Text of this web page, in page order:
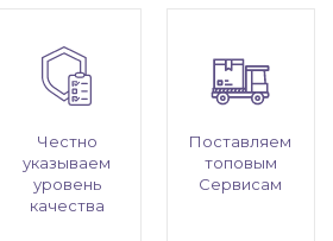
Честно
указываем
уровень
качества
Поставляем
топовым
Сервисам